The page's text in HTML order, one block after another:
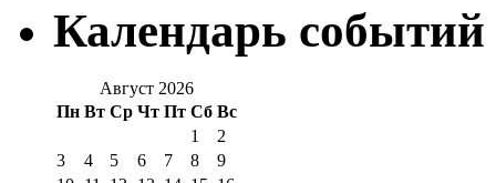
Календарь событий
Август 2026
Пн Вт Ср Чт Пт Сб Вс
1
2
3
4 5 6 7 8
9